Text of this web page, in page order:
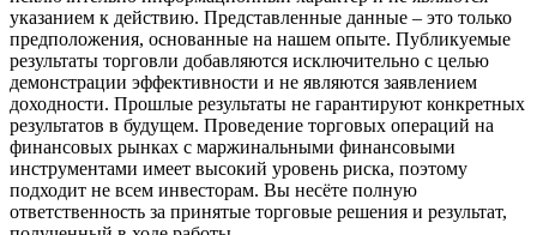
указанием к действию. Представленные данные – это только
предположения, основанные на нашем опыте. Публикуемые
результаты торговли добавляются исключительно с целью
демонстрации эффективности и не являются заявлением
доходности. Прошлые результаты не гарантируют конкретных
результатов в будущем. Проведение торговых операций на
финансовых рынках с маржинальными финансовыми
инструментами имеет высокий уровень риска, поэтому
подходит не всем инвесторам. Вы несёте полную
ответственность за принятые торговые решения и результат,